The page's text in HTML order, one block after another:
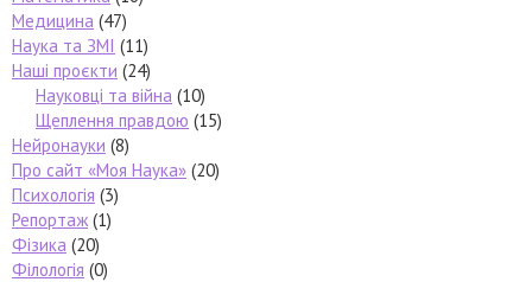
Медицина (47)
Наука та ЗМІ (11)
Наші проєкти (24)
Науковці та війна (10)
Щеплення правдою (15)
Нейронауки (8)
Про сайт «Моя Наука» (20)
Психологія (3)
Репортаж (1)
Фізика (20)
Філологія (0)